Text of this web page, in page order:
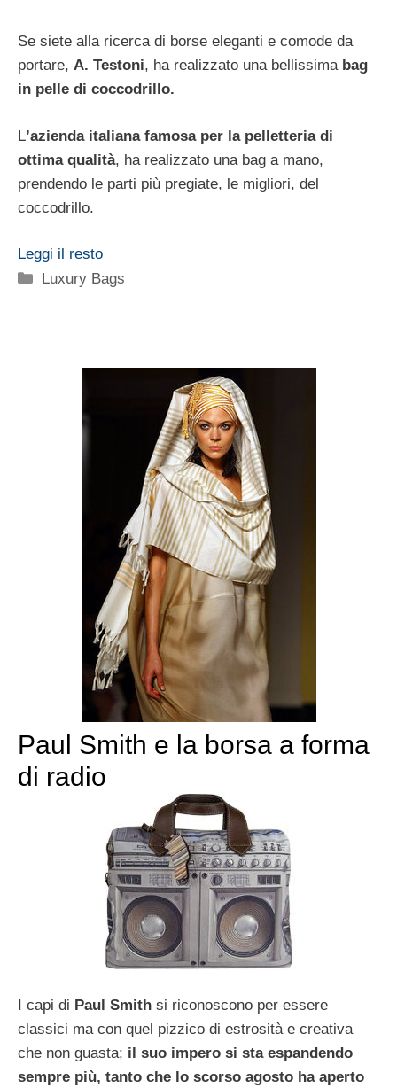
Se siete alla ricerca di borse eleganti e comode da
portare, A. Testoni, ha realizzato una bellissima bag
in pelle di coccodrillo.
L’azienda italiana famosa per la pelletteria di
ottima qualità, ha realizzato una bag a mano,
prendendo le parti più pregiate, le migliori, del
coccodrillo.
Leggi il resto
Categorie
Luxury Bags
Paul Smith e la borsa a forma
di radio
I capi di Paul Smith si riconoscono per essere
classici ma con quel pizzico di estrosità e creativa
che non guasta; il suo impero si sta espandendo
sempre più, tanto che lo scorso agosto ha aperto